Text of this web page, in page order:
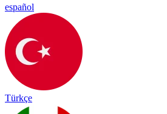
español
Türkçe